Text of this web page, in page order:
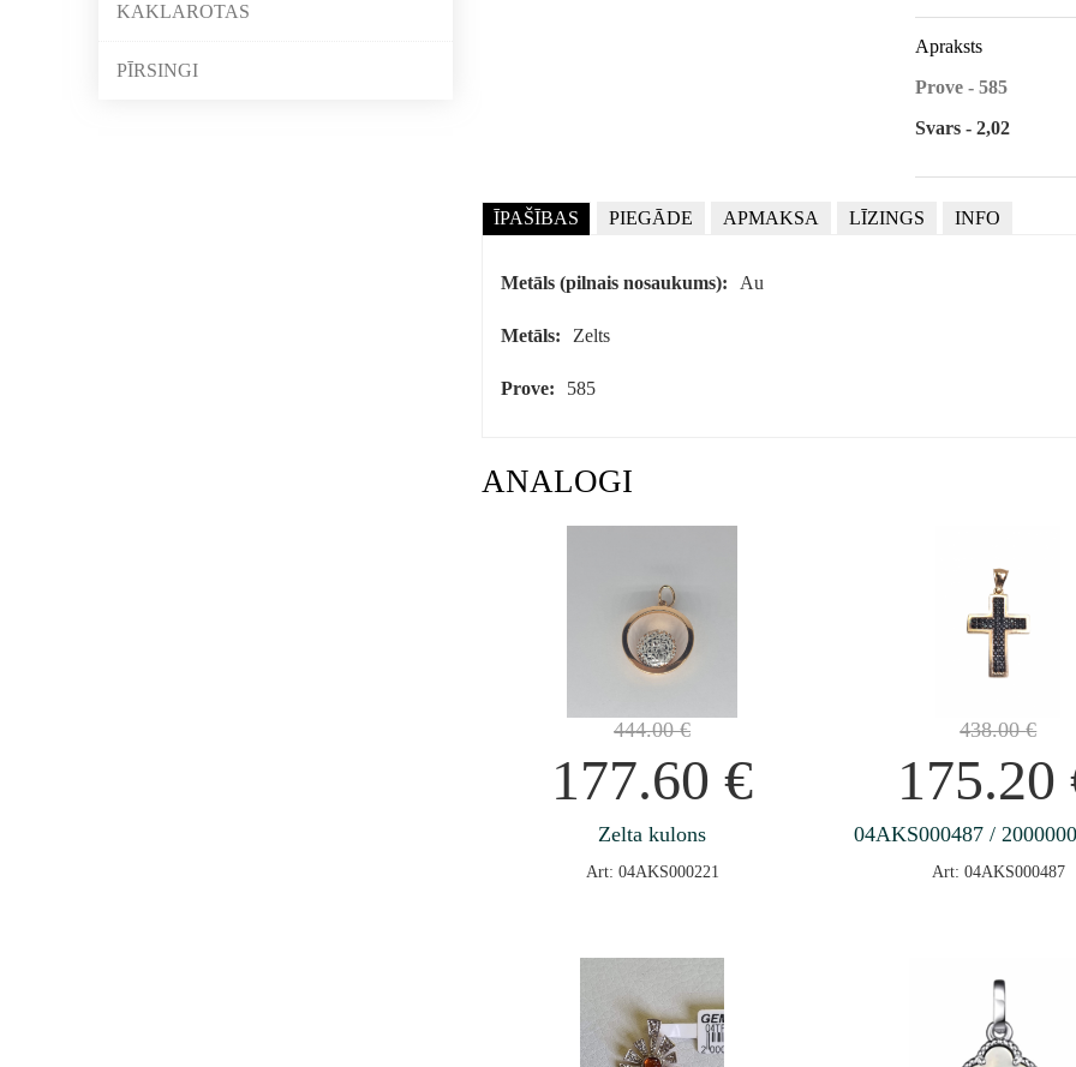
KAKLAROTAS
PĪRSINGI
Apraksts
Prove - 585
Svars - 2,02
ĪPAŠĪBAS PIEGĀDE APMAKSA LĪZINGS INFO
Metāls (pilnais nosaukums): Au
Metāls: Zelts
Prove: 585
ANALOGI
444.00€
177.60€
Zelta kulons
Art: 04AKS000221
438.00€
175.20
04AKS000487 /
Art: 04AKS000487